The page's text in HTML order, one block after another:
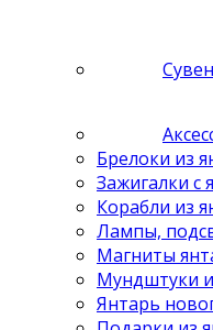
Брелоки из
Зажигалки с
Корабли из
Лампы,
Магниты
Мундштуки
Янтарь